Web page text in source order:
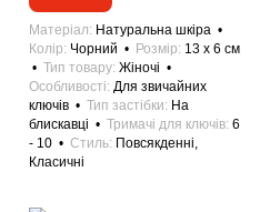
Матеріал
Натуральна шкіра
Колір Чорний Розмір 13 x 6 см
Тип товару Жіночі
Особливості Для звичайних
ключів
Тип застібки
На
блискавці
Тримачі для ключів 6
- 10
Стиль Повсякденні,
Класичні